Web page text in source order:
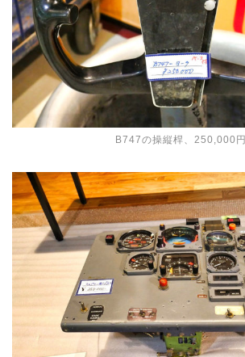
B747の操縦桿、250,000円